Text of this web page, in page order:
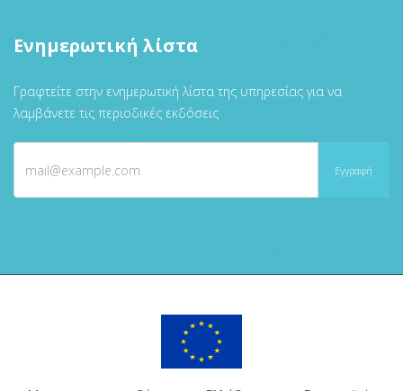
Ενημερωτική λίστα
Γραφτείτε στην ενημερωτική λίστα της υπηρεσίας για να
λαμβάνετε τις περιοδικές εκδόσεις